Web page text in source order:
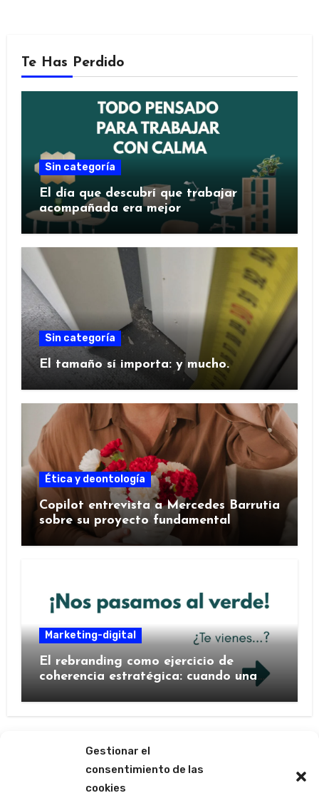
Gestionar el
consentimiento de las
cookies
Te Has Perdido
Sin categoría
El día que descubrí que trabajar
acompañada era mejor
Sin categoría
El tamaño sí importa: y mucho.
Ética y deontología
Copilot entrevista a Mercedes Barrutia
sobre su proyecto fundamental
Marketing-digital
El rebranding como ejercicio de
coherencia estratégica: cuando una